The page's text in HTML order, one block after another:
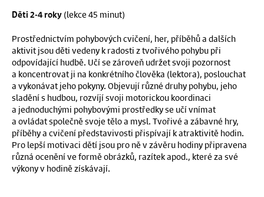
Děti 2-4 roky (lekce 45 minut)
Prostřednictvím pohybových cvičení, her, příběhů a dalších
aktivit jsou děti vedeny k radosti z tvořivého pohybu při
odpovídající hudbě. Učí se zároveň udržet svoji pozornost
a koncentrovat ji na konkrétního člověka (lektora), poslouchat
a vykonávat jeho pokyny. Objevují různé druhy pohybu, jeho
sladění s hudbou, rozvíjí svoji motorickou koordinaci
a jednoduchými pohybovými prostředky se učí vnímat
a ovládat společně svoje tělo a mysl. Tvořivé a zábavné hry,
příběhy a cvičení představivosti přispívají k atraktivitě hodin.
Pro lepší motivaci dětí jsou pro ně v závěru hodiny připravena
různá ocenění ve formě obrázků, razítek apod., které za své
výkony v hodině získávají.